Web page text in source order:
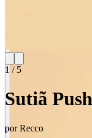
1 / 5
Sutiã
porRecco